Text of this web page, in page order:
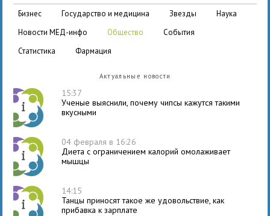
бизнес государство и медицина звезды
наука
новости МЕД-инфо
общество
события
статистика
фармация
Актуальные новости
15:37
Ученые выяснили, почему чипсы кажутся такими
вкусными
04 февраля в 16:26
Диета с ограничением калорий омолаживает
мышцы
14:15
Танцы приносят такое же удовольствие, как
прибавка к зарплате